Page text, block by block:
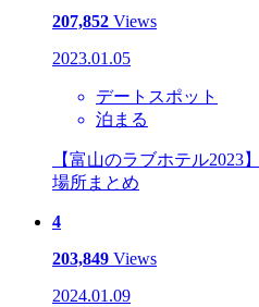
207,852 Views
2023.01.05
デートスポット
泊まる
【富山のラブホテル2023
場所まとめ
4
203,849 Views
2024.01.09